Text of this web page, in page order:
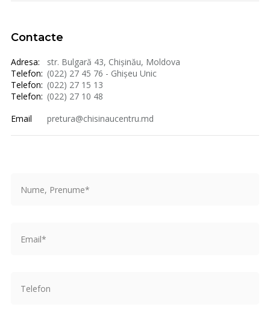
Contacte
Adresa:
str. Bulgară 43, Chișinău, Moldova
Telefon: (022) 27 45 76 - Ghișeu Unic
Telefon: (022) 27 15 13
Telefon: (022) 27 10 48
Email
pretura@chisinaucentru.md